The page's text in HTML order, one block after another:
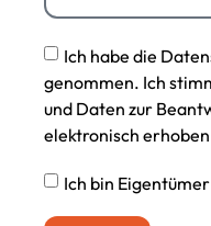
Ich habe die
genommen. Ich
und Daten zur
elektronisch
Ich bin